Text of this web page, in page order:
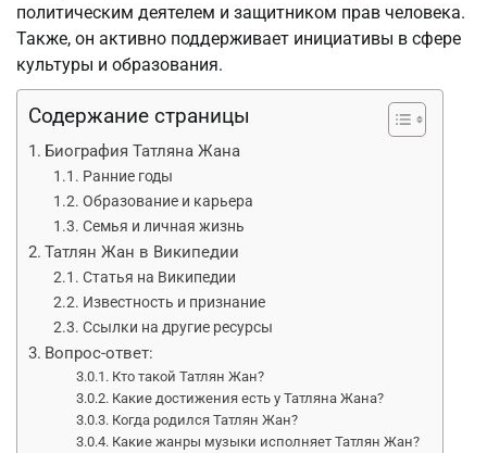
политическим деятелем и защитником прав человека.
Также, он активно поддерживает инициативы в сфере
культуры и образования.
Содержание страницы
Биография Татляна Жана
Ранние годы
Образование и карьера
Семья и личная жизнь
Татлян Жан в Википедии
Статья на Википедии
Известность и признание
Ссылки на другие ресурсы
Вопрос-ответ:
Кто такой Татлян Жан?
Какие достижения есть у Татляна Жана?
Когда родился Татлян Жан?
Какие жанры музыки исполняет Татлян Жан?